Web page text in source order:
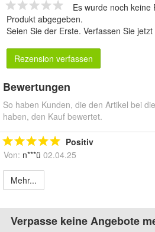
Es wurde noch
Produkt abgegeben.
Seien Sie der Erste. Verfassen Sie
Rezension verfassen
Bewertungen
So haben Kunden, die den Artikel bei
haben, den Kauf bewertet.
Positiv
Von: n***ü 02.04.25
Mehr...
Verpasse keine Angebote